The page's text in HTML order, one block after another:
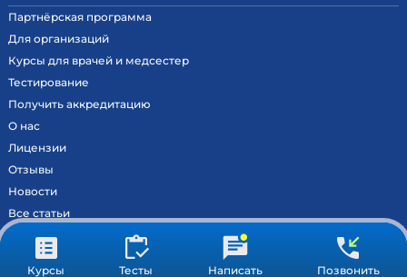
Курсы Тесты Написать Позвонить
Партнёрская программа
Для организаций
Курсы для врачей и медсестер
Тестирование
Получить аккредитацию
О нас
Лицензии
Отзывы
Новости
Все статьи
Контакты
Вход на образовательный портал